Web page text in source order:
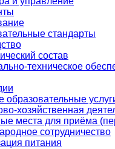
стандарты
состав
техническое
образовательные
хозяйственная
места для приёма
сотрудничество
питания